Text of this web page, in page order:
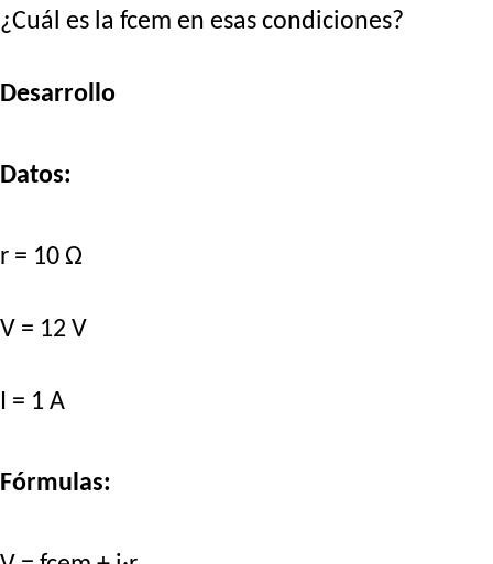
¿Cuál es la fcem en esas condiciones?
Desarrollo
Datos:
r = 10 Ω
V = 12 V
I = 1 A
Fórmulas: